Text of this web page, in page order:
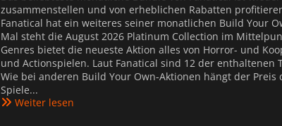
zusammenstellen und von erheblichen Rabatten
Fanatical hat ein weiteres seiner monatlichen Build Your
Mal steht die August 2026 Platinum Collection im
Genres bietet die neueste Aktion alles von Horror- und
und Actionspielen. Laut Fanatical sind 12 der
Wie bei anderen Build Your Own-Aktionen hängt der
Spiele...
Weiter lesen